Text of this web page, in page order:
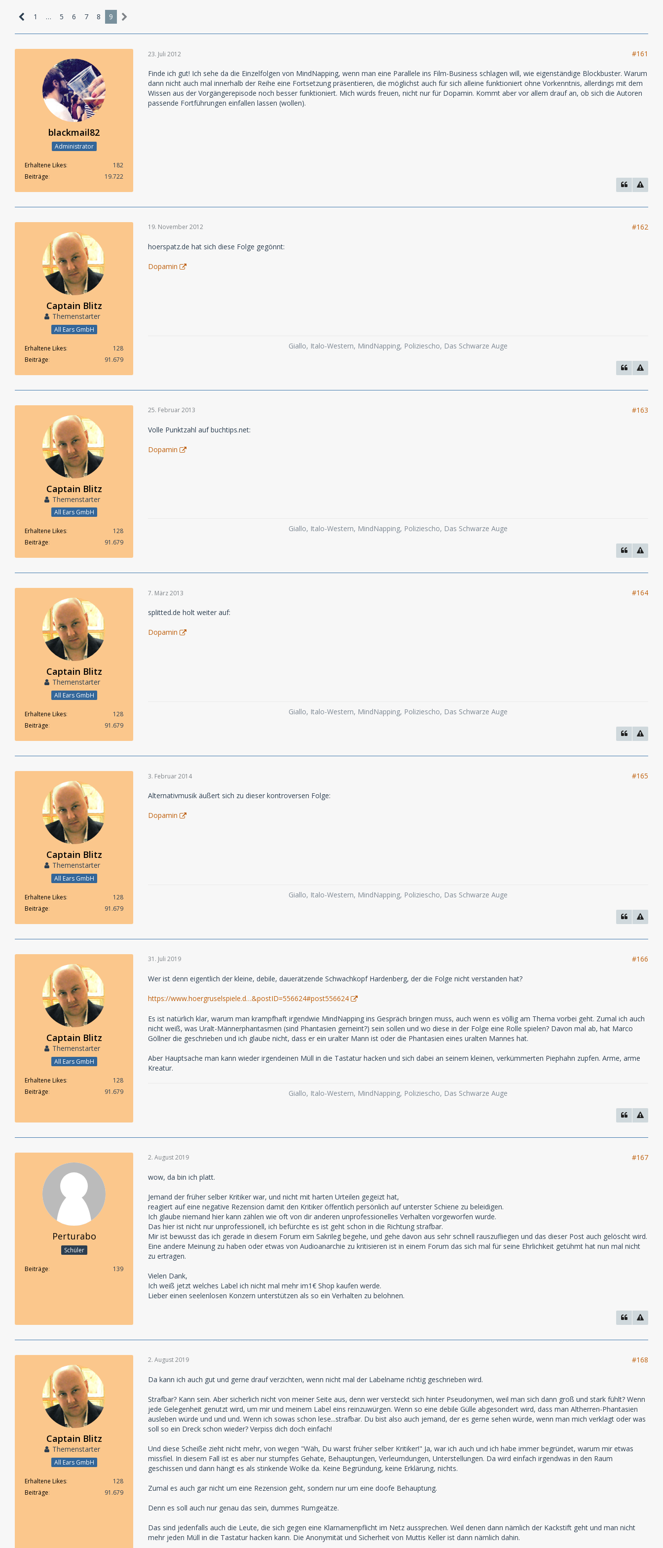
1 … 5 6 7 8 9
blackmail82
Administrator
Erhaltene Likes
182
Beiträge
19.722
23. Juli 2012 #161
Finde ich gut! Ich sehe da die Einzelfolgen von MindNapping, wenn man eine Parallele ins Film-Business schlagen will, wie eigenständige Blockbuster. Warum
dann nicht auch mal innerhalb der Reihe eine Fortsetzung präsentieren, die möglichst auch für sich alleine funktioniert ohne Vorkenntnis, allerdings mit dem
Wissen aus der Vorgängerepisode noch besser funktioniert. Mich würds freuen, nicht nur für Dopamin. Kommt aber vor allem drauf an, ob sich die Autoren
passende Fortführungen einfallen lassen (wollen).
Captain Blitz
Themenstarter
All Ears GmbH
Erhaltene Likes
128
Beiträge
91.679
19. November 2012 #162
hoerspatz.de hat sich diese Folge gegönnt:
Dopamin
Giallo, Italo-Western, MindNapping, Poliziescho, Das Schwarze Auge
Captain Blitz
Themenstarter
All Ears GmbH
Erhaltene Likes
128
Beiträge
91.679
25. Februar 2013 #163
Volle Punktzahl auf buchtips.net:
Dopamin
Giallo, Italo-Western, MindNapping, Poliziescho, Das Schwarze Auge
Captain Blitz
Themenstarter
All Ears GmbH
Erhaltene Likes
128
Beiträge
91.679
7. März 2013 #164
splitted.de holt weiter auf:
Dopamin
Giallo, Italo-Western, MindNapping, Poliziescho, Das Schwarze Auge
Captain Blitz
Themenstarter
All Ears GmbH
Erhaltene Likes
128
Beiträge
91.679
3. Februar 2014 #165
Alternativmusik äußert sich zu dieser kontroversen Folge:
Dopamin
Giallo, Italo-Western, MindNapping, Poliziescho, Das Schwarze Auge
Captain Blitz
Themenstarter
All Ears GmbH
Erhaltene Likes
128
Beiträge
91.679
31. Juli 2019 #166
Wer ist denn eigentlich der kleine, debile, dauerätzende Schwachkopf Hardenberg, der die Folge nicht verstanden hat?
https://www.hoergruselspiele.d…&postID=556624#post556624
Es ist natürlich klar, warum man krampfhaft irgendwie MindNapping ins Gespräch bringen muss, auch wenn es völlig am Thema vorbei geht. Zumal ich auch
nicht weiß, was Uralt-Männerphantasmen (sind Phantasien gemeint?) sein sollen und wo diese in der Folge eine Rolle spielen? Davon mal ab, hat Marco
Göllner die geschrieben und ich glaube nicht, dass er ein uralter Mann ist oder die Phantasien eines uralten Mannes hat.
Aber Hauptsache man kann wieder irgendeinen Müll in die Tastatur hacken und sich dabei an seinem kleinen, verkümmerten Piephahn zupfen. Arme, arme
Kreatur.
Giallo, Italo-Western, MindNapping, Poliziescho, Das Schwarze Auge
Perturabo
Schüler
Beiträge 139
2. August 2019 #167
wow, da bin ich platt.
Jemand der früher selber Kritiker war, und nicht mit harten Urteilen gegeizt hat,
reagiert auf eine negative Rezension damit den Kritiker öffentlich persönlich auf unterster Schiene zu beleidigen.
Ich glaube niemand hier kann zählen wie oft von dir anderen unprofessionelles Verhalten vorgeworfen wurde.
Das hier ist nicht nur unprofessionell, ich befürchte es ist geht schon in die Richtung strafbar.
Mir ist bewusst das ich gerade in diesem Forum eim Sakrileg begehe, und gehe davon aus sehr schnell rauszufliegen und das dieser Post auch gelöscht wird.
Eine andere Meinung zu haben oder etwas von Audioanarchie zu kritisieren ist in einem Forum das sich mal für seine Ehrlichkeit getühmt hat nun mal nicht
zu ertragen.
Vielen Dank,
Ich weiß jetzt welches Label ich nicht mal mehr im1€ Shop kaufen werde.
Lieber einen seelenlosen Konzern unterstützen als so ein Verhalten zu belohnen.
Captain Blitz
Themenstarter
All Ears GmbH
Erhaltene Likes
128
Beiträge
91.679
2. August 2019 #168
Da kann ich auch gut und gerne drauf verzichten, wenn nicht mal der Labelname richtig geschrieben wird.
Strafbar? Kann sein. Aber sicherlich nicht von meiner Seite aus, denn wer versteckt sich hinter Pseudonymen, weil man sich dann groß und stark fühlt? Wenn
jede Gelegenheit genutzt wird, um mir und meinem Label eins reinzuwürgen. Wenn so eine debile Gülle abgesondert wird, dass man Altherren-Phantasien
ausleben würde und und und. Wenn ich sowas schon lese...strafbar. Du bist also auch jemand, der es gerne sehen würde, wenn man mich verklagt oder was
soll so ein Dreck schon wieder? Verpiss dich doch einfach!
Und diese Scheiße zieht nicht mehr, von wegen "Wäh, Du warst früher selber Kritiker!" Ja, war ich auch und ich habe immer begründet, warum mir etwas
missfiel. In diesem Fall ist es aber nur stumpfes Gehate, Behauptungen, Verleumdungen, Unterstellungen. Da wird einfach irgendwas in den Raum
geschissen und dann hängt es als stinkende Wolke da. Keine Begründung, keine Erklärung, nichts.
Zumal es auch gar nicht um eine Rezension geht, sondern nur um eine doofe Behauptung.
Denn es soll auch nur genau das sein, dummes Rumgeätze.
Das sind jedenfalls auch die Leute, die sich gegen eine Klarnamenpflicht im Netz aussprechen. Weil denen dann nämlich der Kackstift geht und man nicht
mehr jeden Müll in die Tastatur hacken kann. Die Anonymität und Sicherheit von Muttis Keller ist dann nämlich dahin.